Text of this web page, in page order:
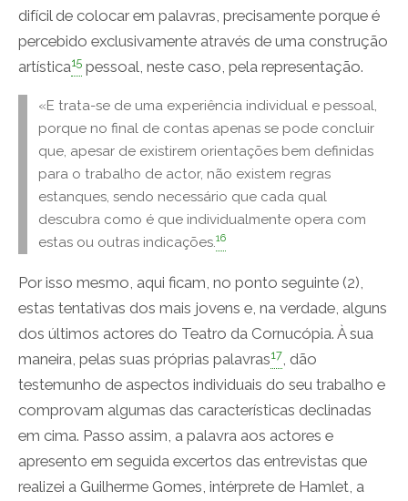
difícil de colocar em palavras, precisamente porque é
percebido exclusivamente através de uma construção
artística15 pessoal, neste caso, pela representação.
«E trata-se de uma experiência individual e pessoal,
porque no final de contas apenas se pode concluir
que, apesar de existirem orientações bem definidas
para o trabalho de actor, não existem regras
estanques, sendo necessário que cada qual
descubra como é que individualmente opera com
estas ou outras indicações.16
Por isso mesmo, aqui ficam, no ponto seguinte (2),
estas tentativas dos mais jovens e, na verdade, alguns
dos últimos actores do Teatro da Cornucópia. À sua
maneira, pelas suas próprias palavras17 , dão
testemunho de aspectos individuais do seu trabalho e
comprovam algumas das características declinadas
em cima. Passo assim, a palavra aos actores e
apresento em seguida excertos das entrevistas que
realizei a Guilherme Gomes, intérprete de Hamlet, a